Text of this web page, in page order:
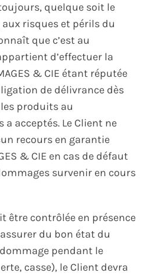
quelque soit le
risques et périls du
que c’est au
d’effectuer la
& CIE étant réputée
de délivrance dès
produits au
acceptés. Le Client ne
recours en garantie
& CIE en cas de défaut
survenir en cours
être contrôlée en présence
du bon état du
pendant le
casse), le Client devra